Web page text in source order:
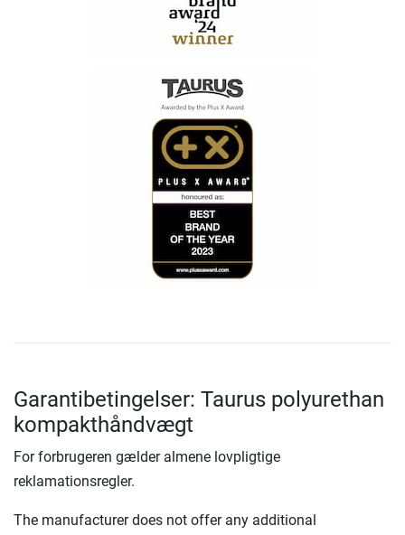
Garantibetingelser: Taurus polyurethan
kompakthåndvægt
For forbrugeren gælder almene lovpligtige
reklamationsregler.
The manufacturer does not offer any additional